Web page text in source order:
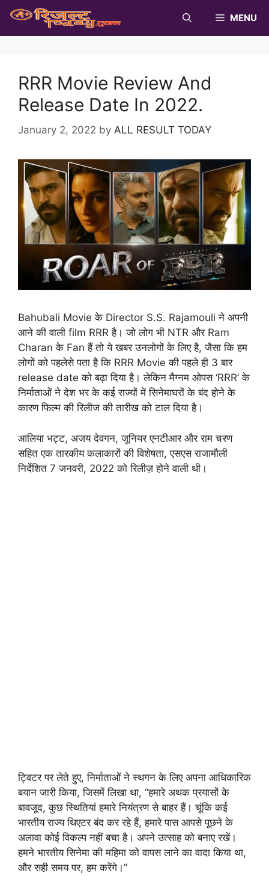
Skip
content
MENU
RRR Movie Review And
Release Date In 2022.
January 2, 2022 by ALL RESULT TODAY
Bahubali Movie के Director S.S. Rajamouli ने अपनी
आने की वाली film RRR है। जो लोग भी NTR और Ram
Charan के Fan हैं तो ये खबर उनलोगों के लिए है, जैसा कि हम
लोगों को पहलेसे पता है कि RRR Movie की पहले ही 3 बार
release date को बढ़ा दिया है। लेकिन मैग्नम ओपस ‘RRR’ के
निर्माताओं ने देश भर के कई राज्यों में सिनेमाघरों के बंद होने के
कारण फिल्म की रिलीज की तारीख को टाल दिया है।
आलिया भट्ट, अजय देवगन, जूनियर एनटीआर और राम चरण
सहित एक तारकीय कलाकारों की विशेषता, एसएस राजामौली
निर्देशित 7 जनवरी, 2022 को रिलीज़ होने वाली थी।
ट्विटर पर लेते हुए, निर्माताओं ने स्थगन के लिए अपना आधिकारिक
बयान जारी किया, जिसमें लिखा था, “हमारे अथक प्रयासों के
बावजूद, कुछ स्थितियां हमारे नियंत्रण से बाहर हैं। चूंकि कई
भारतीय राज्य थिएटर बंद कर रहे हैं, हमारे पास आपसे पूछने के
अलावा कोई विकल्प नहीं बचा है। अपने उत्साह को बनाए रखें।
हमने भारतीय सिनेमा की महिमा को वापस लाने का वादा किया था,
और सही समय पर, हम करेंगे।”